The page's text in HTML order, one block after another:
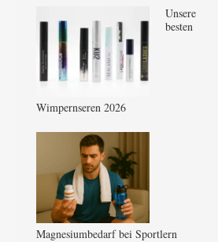
Unsere
besten
Wimpernseren 2026
Magnesiumbedarf bei Sportlern